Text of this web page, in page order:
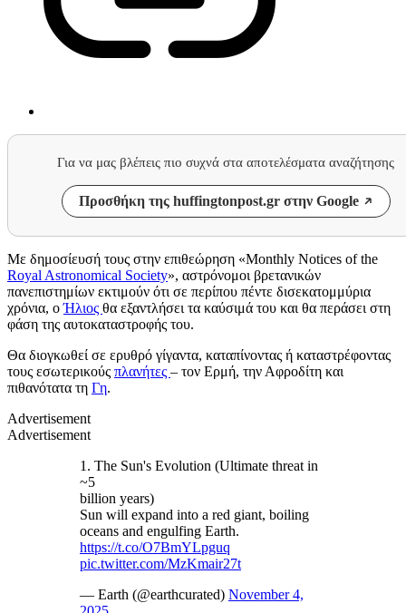
Για να μας βλέπεις πιο συχνά στα αποτελέσματα αναζήτησης
Προσθήκη της huffingtonpost.gr στην Google
Με δημοσίευσή τους στην επιθεώρηση «Monthly Notices of the
Royal Astronomical Society», αστρόνομοι βρετανικών
πανεπιστημίων εκτιμούν ότι σε περίπου πέντε δισεκατομμύρια
χρόνια, οΉλιος θα εξαντλήσει τα καύσιμά του και θα περάσει στη
φάση της αυτοκαταστροφής του.
Θα διογκωθεί σε ερυθρό γίγαντα, καταπίνοντας ή καταστρέφοντας
τους εσωτερικούς πλανήτες – τον Ερμή, την Αφροδίτη και
πιθανότατα τη Γη.
Advertisement
Advertisement
1. The Sun's Evolution (Ultimate threat in
~5
billion years)
Sun will expand into a red giant, boiling
oceans and engulfing Earth.
https://t.co/O7BmYLpguq
pic.twitter.com/MzKmair27t
— Earth (@earthcurated) November 4,